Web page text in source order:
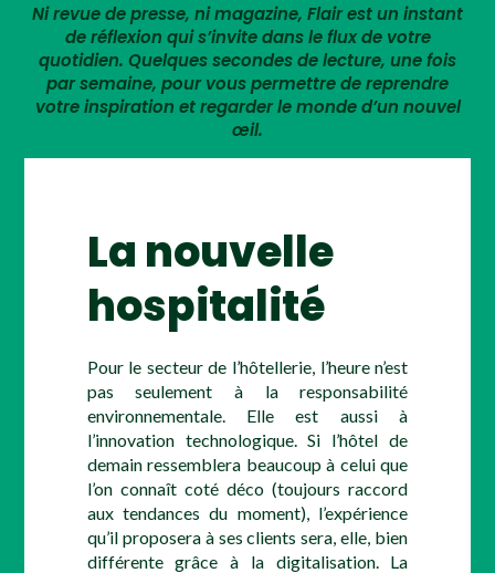
Ni revue de presse, ni magazine, Flair est un instant
de réflexion qui s’invite dans le flux de votre
quotidien. Quelques secondes de lecture, une fois
par semaine, pour vous permettre de reprendre
votre inspiration et regarder le monde d’un nouvel
œil.
La nouvelle
hospitalité
Pour le secteur de l’hôtellerie, l’heure n’est
pas seulement à la responsabilité
environnementale. Elle est aussi à
l’innovation technologique. Si l’hôtel de
demain ressemblera beaucoup à celui que
l’on connaît coté déco (toujours raccord
aux tendances du moment), l’expérience
qu’il proposera à ses clients sera, elle, bien
différente grâce à la digitalisation. La